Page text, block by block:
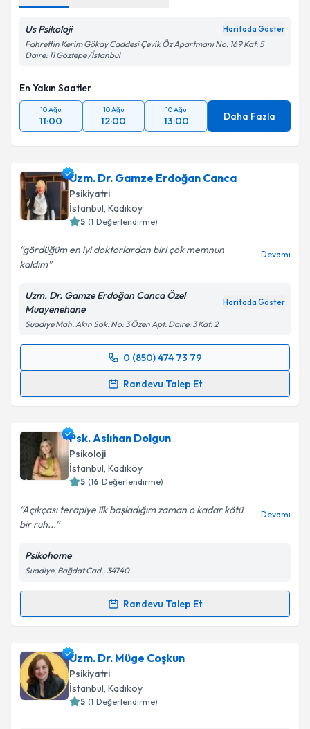
Us Psikoloji Haritada Göster
Fahrettin Kerim Gökay Caddesi Çevik Öz Apartmanı No: 169 Kat: 5
Daire: 11 Göztepe /İstanbul
En Yakın Saatler
10 Ağu
11:00
10 Ağu
12:00
10 Ağu
13:00 Daha Fazla
Uzm. Dr. Gamze Erdoğan Canca
Psikiyatri
İstanbul , Kadıköy
5 (1 Değerlendirme)
gördüğüm en iyi doktorlardan biri çok memnun
kaldım
Devamı
Uzm. Dr. Gamze Erdoğan Canca Özel
Muayenehane
Haritada Göster
Suadiye Mah. Akın Sok. No: 3 Özen Apt. Daire: 3 Kat: 2
0 (850) 474 73 79
Randevu Talep Et
Randevu Takvimi Talebi
almanız için bir takvim hazırlandığında e-posta ile
bilgilendireceğiz.
E-posta Adresiniz
Metni
kapsamda işlenmesini kabul ediyorum.
Takvim Talebini Gönder
Psk. Aslıhan Dolgun
Psikoloji
İstanbul , Kadıköy
5 (16 Değerlendirme)
Açıkçası terapiye ilk başladığım zaman o kadar kötü
bir ruh...
Devamı
Psikohome
Suadiye, Bağdat Cad., 34740
Randevu Talep Et
Randevu Takvimi Talebi
Psk. Aslıhan Dolguniçin randevu takvimi talebi
oluşturun. Size bu uzmandan randevu almanız için bir
takvim hazırlandığında e-posta ile bilgilendireceğiz.
E-posta Adresiniz
Uzm. Dr. Müge Coşkun
Psikiyatri
İstanbul , Kadıköy
5 (1 Değerlendirme)